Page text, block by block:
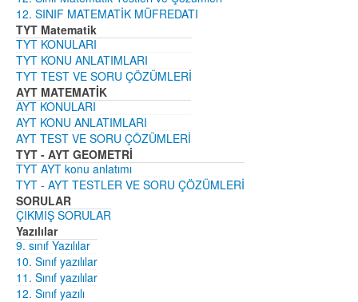
12. SINIF MATEMATİK MÜFREDATI
TYT Matematik
TYT KONULARI
TYT KONU ANLATIMLARI
TYT TEST VE SORU ÇÖZÜMLERİ
AYT MATEMATİK
AYT KONULARI
AYT KONU ANLATIMLARI
AYT TEST VE SORU ÇÖZÜMLERİ
TYT - AYT GEOMETRİ
TYT AYT konu anlatımı
TYT - AYT TESTLER VE SORU ÇÖZÜMLERİ
SORULAR
ÇIKMIŞ SORULAR
Yazılılar
9. sınıf Yazılılar
10. Sınıf yazılılar
11. Sınıf yazılılar
12. Sınıf yazılı